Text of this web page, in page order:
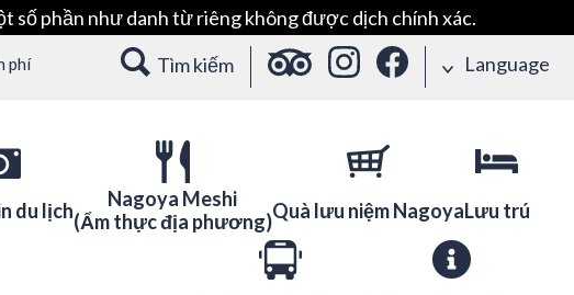
số phần như danh từ riêng không được dịch chính xác.
phí Tìm kiếm Language
du lịch
Nagoya Meshi
(Ẩm thực địa phương)Quà lưu niệm NagoyaLưu trú